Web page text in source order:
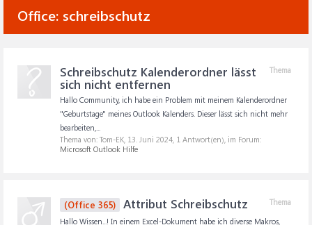
Office: schreibschutz
Thema
Schreibschutz Kalenderordner lässt
sich nicht entfernen
Hallo Community, ich habe ein Problem mit meinem Kalenderordner
"Geburtstage" meines Outlook Kalenders. Dieser lässt sich nicht mehr
bearbeiten,...
Thema von: Tom-EK, 13. Juni 2024, 1 Antwort(en), im Forum:
Microsoft Outlook Hilfe
Thema
(Office 365) Attribut Schreibschutz
Hallo Wissen...! In einem Excel-Dokument habe ich diverse Makros,